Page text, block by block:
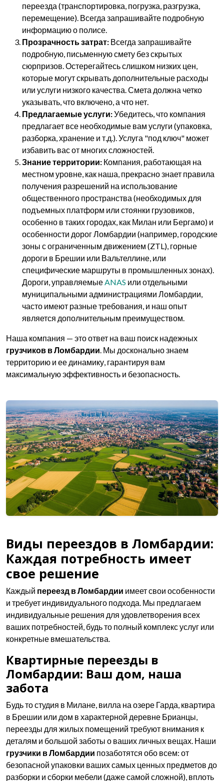
переезда (транспортировка, погрузка, разгрузка,
перемещение). Всегда запрашивайте подробную
информацию о полисе.
Прозрачность затрат: Всегда запрашивайте
подробную, письменную смету без скрытых
сюрпризов. Остерегайтесь слишком низких цен,
которые могут скрывать дополнительные расходы
или услуги низкого качества. Смета должна четко
указывать, что включено, а что нет.
Предлагаемые услуги:Убедитесь, что компания
предлагает все необходимые вам услуги (упаковка,
разборка, хранение и т.д.). Услуга "под ключ" может
избавить вас от многих сложностей.
Знание территории: Компания, работающая на
местном уровне, как наша, прекрасно знает правила
получения разрешений на использование
общественного пространства (необходимых для
подъемных платформ или стоянки грузовиков,
особенно в таких городах, как Милан или Бергамо) и
особенности дорог Ломбардии (например, городские
зоны с ограниченным движением (ZTL), горные
дороги в Брешии или Вальтеллине, или
специфические маршруты в промышленных зонах).
Дороги, управляемые ANAS или отдельными
муниципальными администрациями Ломбардии,
часто имеют разные требования, и наш опыт
является дополнительным преимуществом.
Наша компания — это ответ на ваш поиск надежных
грузчиков в Ломбардии . Мы досконально знаем
территорию и ее динамику, гарантируя вам
максимальную эффективность и безопасность.
Виды переездов в Ломбардии:
Каждая потребность имеет
свое решение
Каждый переезд в Ломбардии имеет свои особенности
и требует индивидуального подхода. Мы предлагаем
индивидуальные решения для удовлетворения всех
ваших потребностей, будь то полный комплекс услуг или
конкретные вмешательства.
Квартирные переезды в
Ломбардии: Ваш дом, наша
забота
Будь то студия в Милане, вилла на озере Гарда, квартира
в Брешии или дом в характерной деревне Брианцы,
переезды для жилых помещений требуют внимания к
деталям и большой заботы о ваших личных вещах. Наши
грузчики в Ломбардии позаботятся обо всем: от
безопасной упаковки ваших самых ценных предметов до
разборки и сборки мебели (даже самой сложной), вплоть